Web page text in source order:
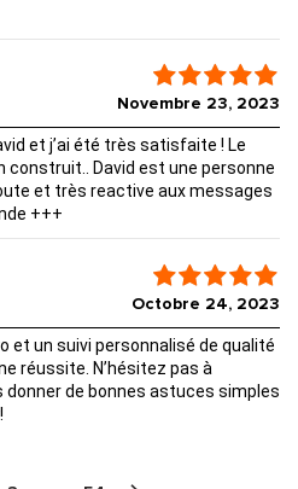
Novembre 23, 2023
et j’ai été très satisfaite ! Le
David est une personne
et très reactive aux messages
+++
Octobre 24, 2023
et un suivi personnalisé de qualité
réussite. N’hésitez pas à
donner de bonnes astuces simples